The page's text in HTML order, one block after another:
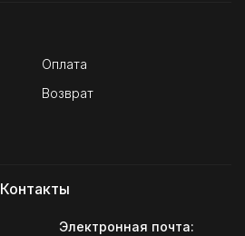
Оплата
Возврат
Контакты
Электронная почта: